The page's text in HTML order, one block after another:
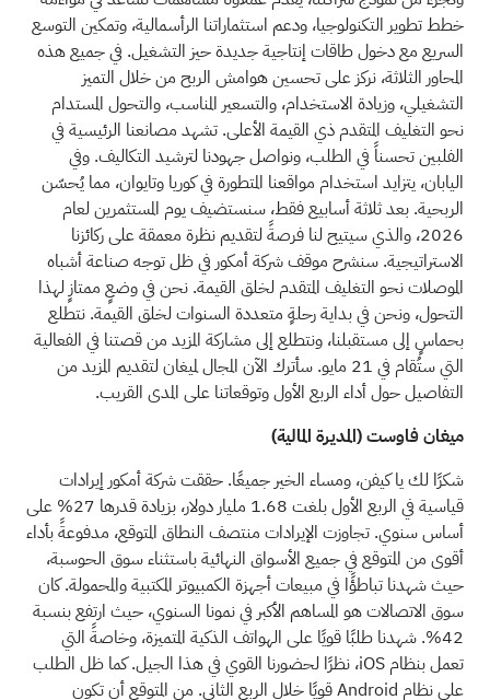
خطط تطوير التكنولوجيا، ودعم استثماراتنا الرأسمالية، وتمكين التوسع
السريع مع دخول طاقات إنتاجية جديدة حيز التشغيل. في جميع هذه
المحاور الثلاثة، نركز على تحسين هوامش الربح من خلال التميز
التشغيلي، وزيادة الاستخدام، والتسعير المناسب، والتحول المستدام
نحو التغليف المتقدم ذي القيمة الأعلى. تشهد مصانعنا الرئيسية في
الفلبين تحسناً في الطلب، ونواصل جهودنا لترشيد التكاليف. وفي
اليابان، يتزايد استخدام مواقعنا المتطورة في كوريا وتايوان، مما يُحسّن
الربحية. بعد ثلاثة أسابيع فقط، سنستضيف يوم المستثمرين لعام
2026، والذي سيتيح لنا فرصةً لتقديم نظرة معمقة على ركائزنا
الاستراتيجية. سنشرح موقف شركة أمكور في ظل توجه صناعة أشباه
الموصلات نحو التغليف المتقدم لخلق القيمة. نحن في وضعٍ ممتازٍ لهذا
التحول، ونحن في بداية رحلةٍ متعددة السنوات لخلق القيمة. نتطلع
بحماسٍ إلى مستقبلنا، ونتطلع إلى مشاركة المزيد من قصتنا في الفعالية
التي ستُقام في 21 مايو. سأترك الآن المجال لميغان لتقديم المزيد من
التفاصيل حول أداء الربع الأول وتوقعاتنا على المدى القريب.
ميغان فاوست (المديرة المالية)
شكرًا لك يا كيفن، ومساء الخير جميعًا. حققت شركة أمكور إيرادات
قياسية في الربع الأول بلغت 1.68 مليار دولار، بزيادة قدرها 27% على
أساس سنوي. تجاوزت الإيرادات منتصف النطاق المتوقع، مدفوعةً بأداء
أقوى من المتوقع في جميع الأسواق النهائية باستثناء سوق الحوسبة،
حيث شهدنا تباطؤًا في مبيعات أجهزة الكمبيوتر المكتبية والمحمولة. كان
سوق الاتصالات هو المساهم الأكبر في نمونا السنوي، حيث ارتفع بنسبة
42%. شهدنا طلبًا قويًا على الهواتف الذكية المتميزة، وخاصةً التي
تعمل بنظام iOS، نظرًا لحضورنا القوي في هذا الجيل. كما ظل الطلب
على نظام Android قويًا خلال الربع الثاني. من المتوقع أن تكون